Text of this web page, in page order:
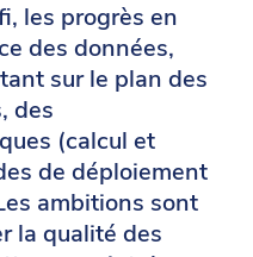
les progrès en
des données,
sur le plan des
des
(calcul et
de déploiement
ambitions sont
la qualité des